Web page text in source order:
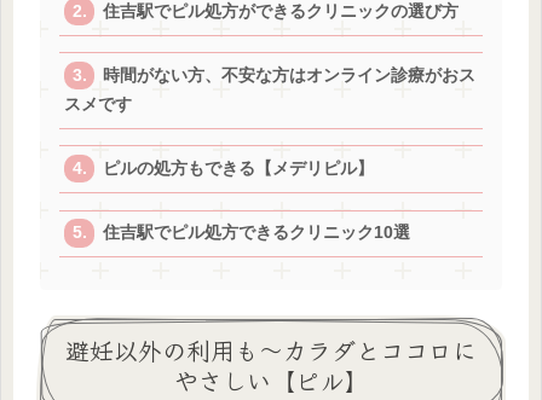
住吉駅でピル処方ができるクリニックの選び方
時間がない方、不安な方はオンライン診療がおス
スメです
ピルの処方もできる【メデリピル】
住吉駅でピル処方できるクリニック10選
避妊以外の利用も～カラダとココロに
やさしい【ピル】